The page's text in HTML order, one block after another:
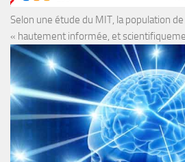
Selon une étude du MIT, la population
« hautement informée, et